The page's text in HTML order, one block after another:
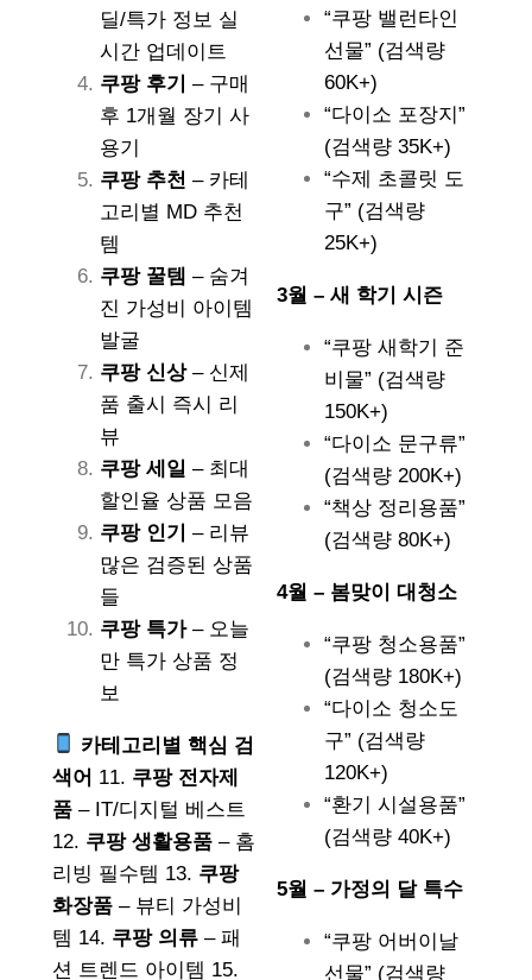
딜/특가 정보 실
시간 업데이트
쿠팡 후기
– 구매
후 1개월 장기 사
용기
쿠팡 추천 – 카테
고리별 MD 추천
템
쿠팡 꿀템 – 숨겨
진 가성비 아이템
발굴
쿠팡 신상– 신제
품 출시 즉시 리
뷰
쿠팡 세일 – 최대
할인율 상품 모음
쿠팡 인기
– 리뷰
많은 검증된 상품
들
쿠팡 특가– 오늘
만 특가 상품 정
보
카테고리별 핵심 검
색어 11. 쿠팡 전자제
품 – IT/디지털 베스트
12. 쿠팡 생활용품 – 홈
리빙 필수템 13. 쿠팡
화장품 – 뷰티 가성비
템 14. 쿠팡 의류 – 패
션 트렌드 아이템 15.
“쿠팡 밸런타인
선물” (검색량
60K+)
“다이소 포장지”
(검색량 35K+)
“수제 초콜릿 도
구” (검색량
25K+)
3월 – 새 학기 시즌
“쿠팡 새학기 준
비물” (검색량
150K+)
“다이소 문구류”
(검색량 200K+)
“책상 정리용품”
(검색량 80K+)
4월 – 봄맞이 대청소
“쿠팡 청소용품”
(검색량 180K+)
“다이소 청소도
구” (검색량
120K+)
“환기 시설용품”
(검색량 40K+)
5월 – 가정의 달 특수
“쿠팡 어버이날
선물” (검색량